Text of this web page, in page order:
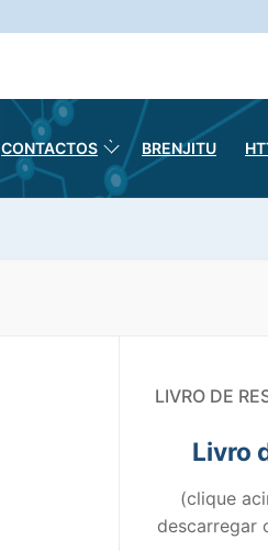
CONTACTOS BRENJITU
LIVRO DE
Livro
(clique
descarregar